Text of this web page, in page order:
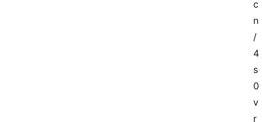
c
n
/
4
s
0
v
r